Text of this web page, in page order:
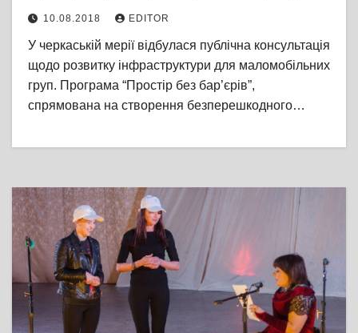
10.08.2018 EDITOR
У черкаській мерії відбулася публічна консультація
щодо розвитку інфраструктури для маломобільних
груп. Програма “Простір без бар’єрів”,
спрямована на створення безперешкодного…